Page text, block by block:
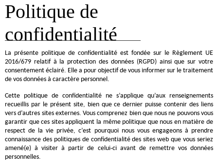
Politique de
confidentialité
La présente politique de confidentialité est fondée sur le Règlement UE
2016/679 relatif à la protection des données (RGPD) ainsi que sur votre
consentement éclairé. Elle a pour objectif de vous informer sur le traitement
de vos données à caractère personnel.
Cette politique de confidentialité ne s’applique qu’aux renseignements
recueillis par le présent site, bien que ce dernier puisse contenir des liens
vers d’autres sites externes. Vous comprenez bien que nous ne pouvons vous
garantir que ces sites appliquent la même politique que nous en matière de
respect de la vie privée, c’est pourquoi nous vous engageons à prendre
connaissance des politiques de confidentialité des sites web que vous seriez
amené(e) à visiter à partir de celui-ci avant de remettre vos données
personnelles.